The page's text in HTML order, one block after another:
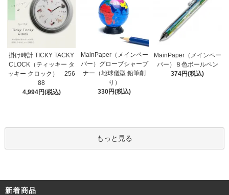
掛け時計 TICKY TACKY
CLOCK（ティッキー タ
ッキー クロック） 256
88
4,994円(税込)
MainPaper（メインペー
パー）グローブシャープ
ナー（地球儀型 鉛筆削
り）
330円(税込)
MainPaper（メインペー
パー）８色ボールペン
374円(税込)
もっと見る
新着商品